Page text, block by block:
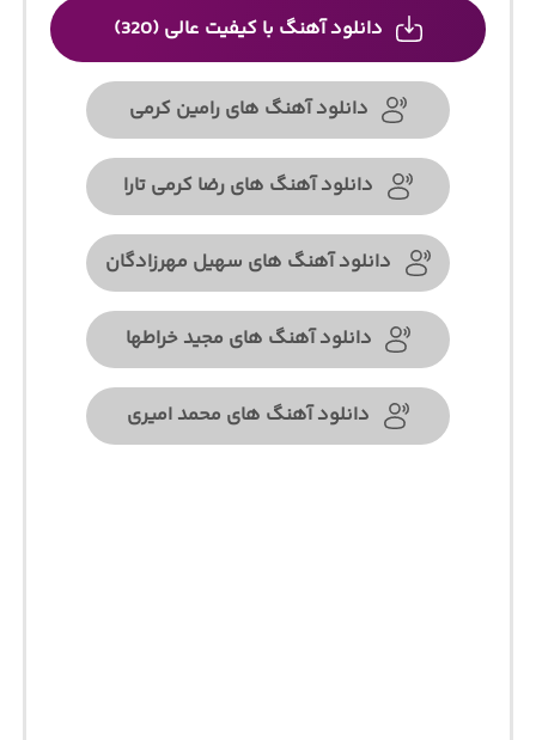
دانلود آهنگ با کیفیت عالی (320)
دانلود آهنگ های رامین کرمی
دانلود آهنگ های رضا کرمی تارا
دانلود آهنگ های سهیل مهرزادگان
دانلود آهنگ های مجید خراطها
دانلود آهنگ های محمد امیری